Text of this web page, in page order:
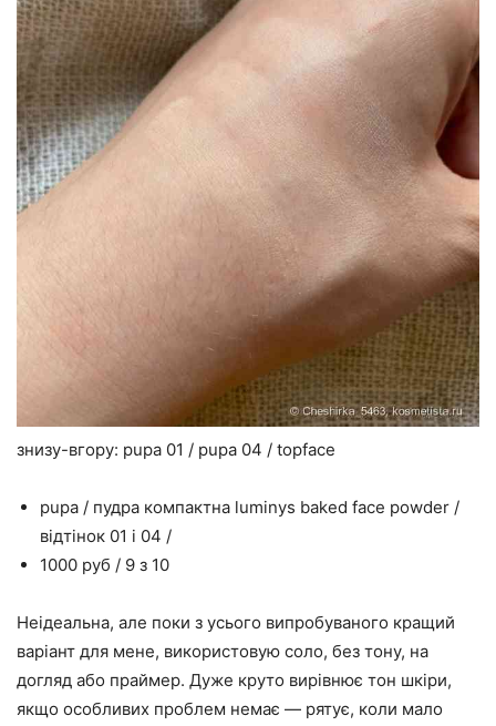
знизу-вгору: pupa 01 / pupa 04 / topface
pupa / пудра компактна luminys baked face powder /
відтінок 01 і 04 /
1000 руб / 9 з 10
Неідеальна, але поки з усього випробуваного кращий
варіант для мене, використовую соло, без тону, на
догляд або праймер. Дуже круто вирівнює тон шкіри,
якщо особливих проблем немає — рятує, коли мало